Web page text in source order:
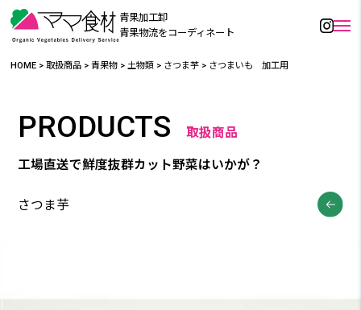
青果加工卸
青果物流をコーディネート
HOME >取扱商品 >青果物 >土物類 > さつま芋 > さつまいも 加工用
PRODUCTS 取扱商品
工場直送で鮮度抜群カット野菜はいかが？
さつま芋